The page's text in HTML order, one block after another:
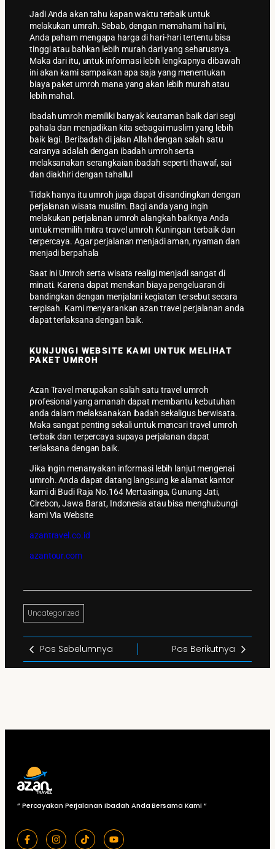
Jadi Anda akan tahu kapan waktu terbaik untuk
melakukan umrah. Sebab, dengan memahami hal ini,
Anda paham mengapa harga di hari-hari tertentu bisa
tinggi atau bahkan lebih murah dari yang seharusnya.
Maka dari itu, untuk informasi lebih lengkapnya dibawah
ini akan kami sampaikan apa saja yang menentukan
biaya paket umroh mana yang akan lebih murah atau
lebih mahal.
Ibadah umroh memiliki banyak keutaman baik dari segi
pahala dan menjadikan kita sebagai muslim yang lebih
baik lagi. Beribadah di jalan Allah dengan salah satu
caranya adalah dengan ibadah umroh serta
melaksanakan serangkaian ibadah seperti thawaf, sai
dan diakhiri dengan tahallul
Tidak hanya itu umroh juga dapat di sandingkan dengan
perjalanan wisata muslim. Bagi anda yang ingin
melakukan perjalanan umroh alangkah baiknya Anda
untuk memilih mitra travel umroh Kuningan terbaik dan
terpercaya. Agar perjalanan menjadi aman, nyaman dan
menjadi berpahala
Saat ini Umroh serta wisata realigi menjadi sangat di
minati. Karena dapat menekan biaya pengeluaran di
bandingkan dengan menjalani kegiatan tersebut secara
terpisah. Kami menyarankan azan travel perjalanan anda
dapat terlaksana dengan baik.
KUNJUNGI WEBSITE KAMI UNTUK MELIHAT
PAKET UMROH
Azan Travel merupakan salah satu travel umroh
profesional yang amanah dapat membantu kebutuhan
anda dalam melaksanakan ibadah sekaligus berwisata.
Maka sangat penting sekali untuk mencari travel umroh
terbaik dan terpercaya supaya perjalanan dapat
terlaksana dengan baik.
Jika ingin menanyakan informasi lebih lanjut mengenai
umroh. Anda dapat datang langsung ke alamat kantor
kami di Budi Raja No.164 Mertasinga, Gunung Jati,
Cirebon, Jawa Barat, Indonesia atau bisa menghubungi
kami Via Website
azantravel.co.id
azantour.com
Uncategorized
Pos Sebelumnya Pos Berikutnya
” Percayakan Perjalanan Ibadah Anda Bersama Kami “